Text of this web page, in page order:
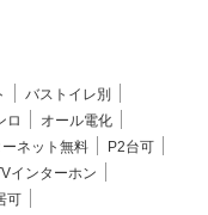
バストイレ別
ロ
オール電化
ネット無料
P2台可
インターホン
可